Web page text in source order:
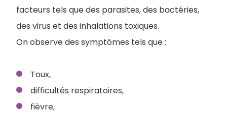
facteurs tels que des parasites, des bactéries,
des virus et des inhalations toxiques.
On observe des symptômes tels que :
Toux,
difficultés respiratoires,
fièvre,